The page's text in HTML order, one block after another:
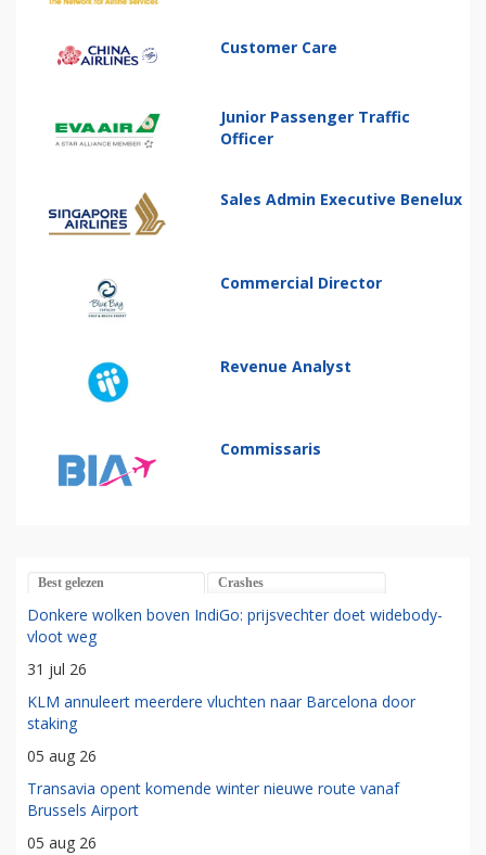
Customer Care
Junior Passenger Traffic
Officer
Sales Admin Executive Benelux
Commercial Director
Revenue Analyst
Commissaris
Best gelezen Crashes
Donkere wolken boven IndiGo: prijsvechter doet widebody-
vloot weg
31 jul 26
KLM annuleert meerdere vluchten naar Barcelona door
staking
05 aug 26
Transavia opent komende winter nieuwe route vanaf
Brussels Airport
05 aug 26